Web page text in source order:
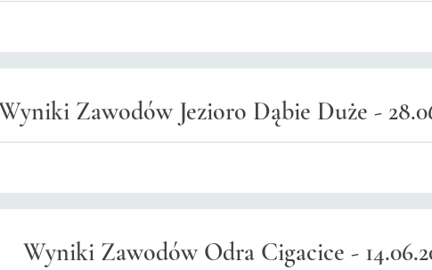
Zawodów Jezioro Dąbie Duże -
Wyniki Zawodów Odra Cigacice -